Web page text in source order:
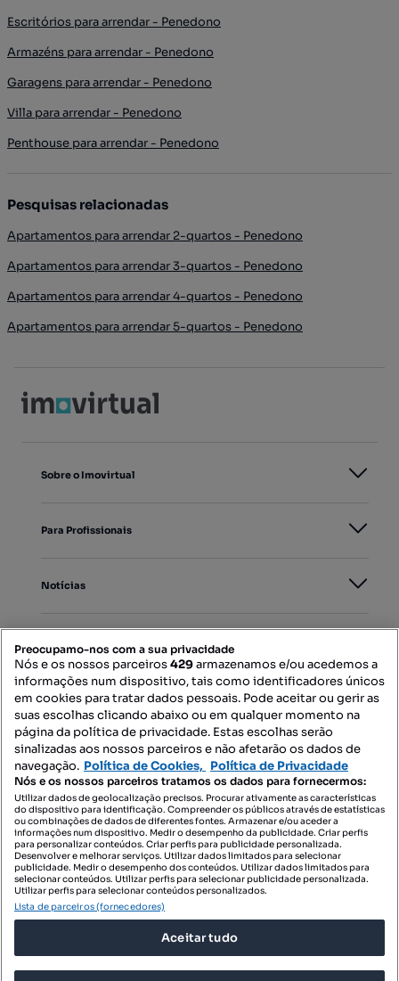
Escritórios para arrendar - Penedono
Armazéns para arrendar - Penedono
Garagens para arrendar - Penedono
Villa para arrendar - Penedono
Penthouse para arrendar - Penedono
Pesquisas relacionadas
Apartamentos para arrendar 2-quartos - Penedono
Apartamentos para arrendar 3-quartos - Penedono
Apartamentos para arrendar 4-quartos - Penedono
Apartamentos para arrendar 5-quartos - Penedono
Sobre o Imovirtual
Para Profissionais
Notícias
Mapa do Site
Contacte-nos
SIGA-NOS:
DESCARREGAR NA:
Preocupamo-nos com a sua privacidade
Nós e os nossos parceiros429armazenamos e/ou acedemos a
informações num dispositivo, tais como identificadores únicos
em cookies para tratar dados pessoais. Pode aceitar ou gerir as
suas escolhas clicando abaixo ou em qualquer momento na
página da política de privacidade. Estas escolhas serão
sinalizadas aos nossos parceiros e não afetarão os dados de
navegação. Política de Cookies, Política de Privacidade
Nós e os nossos parceiros tratamos os dados para fornecermos:
Utilizar dados de geolocalização precisos. Procurar ativamente as características
do dispositivo para identificação. Compreender os públicos através de estatísticas
ou combinações de dados de diferentes fontes. Armazenar e/ou aceder a
informações num dispositivo. Medir o desempenho da publicidade. Criar perfis
para personalizar conteúdos. Criar perfis para publicidade personalizada.
Desenvolver e melhorar serviços. Utilizar dados limitados para selecionar
publicidade. Medir o desempenho dos conteúdos. Utilizar dados limitados para
selecionar conteúdos. Utilizar perfis para selecionar publicidade personalizada.
Utilizar perfis para selecionar conteúdos personalizados.
Lista de parceiros (fornecedores)
Aceitar tudo